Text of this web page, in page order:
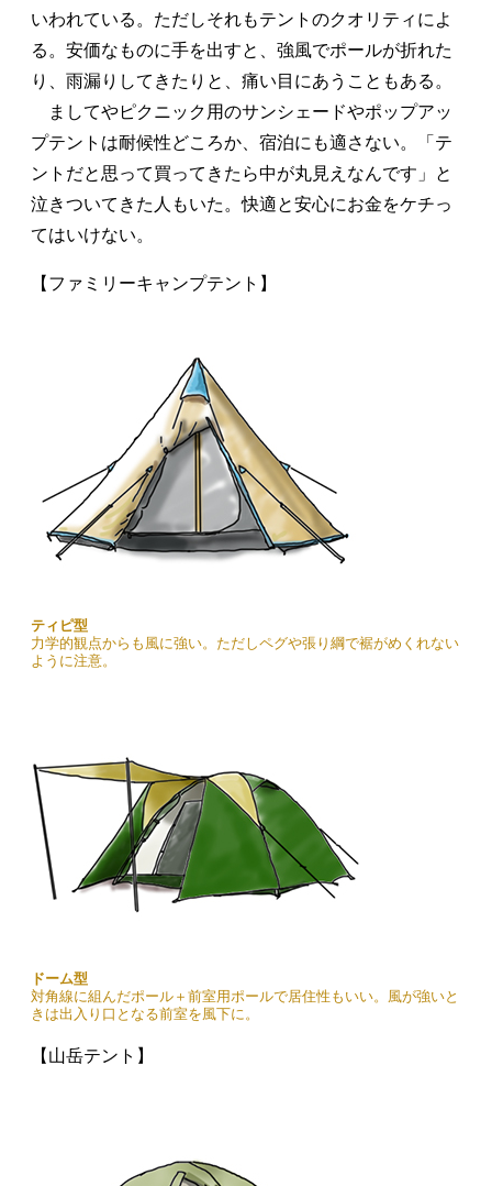
いわれている。ただしそれもテントのクオリティによ
る。安価なものに手を出すと、強風でポールが折れた
り、雨漏りしてきたりと、痛い目にあうこともある。
ましてやピクニック用のサンシェードやポップアッ
プテントは耐候性どころか、宿泊にも適さない。「テ
ントだと思って買ってきたら中が丸見えなんです」と
泣きついてきた人もいた。快適と安心にお金をケチっ
てはいけない。
【ファミリーキャンプテント】
ティピ型
力学的観点からも風に強い。ただしペグや張り綱で裾がめくれない
ように注意。
ドーム型
対角線に組んだポール＋前室用ポールで居住性もいい。風が強いと
きは出入り口となる前室を風下に。
【山岳テント】